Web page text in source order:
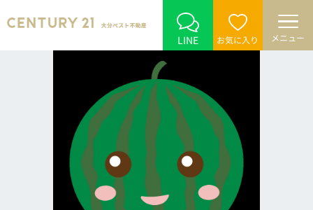
LINE お気に入り メニュー